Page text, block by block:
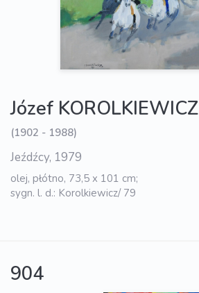
Józef KOROLKIEWICZ
(1902 - 1988)
Jeźdźcy, 1979
olej, płótno, 73,5 x 101 cm;
sygn. l. d.: Korolkiewicz/ 79
904